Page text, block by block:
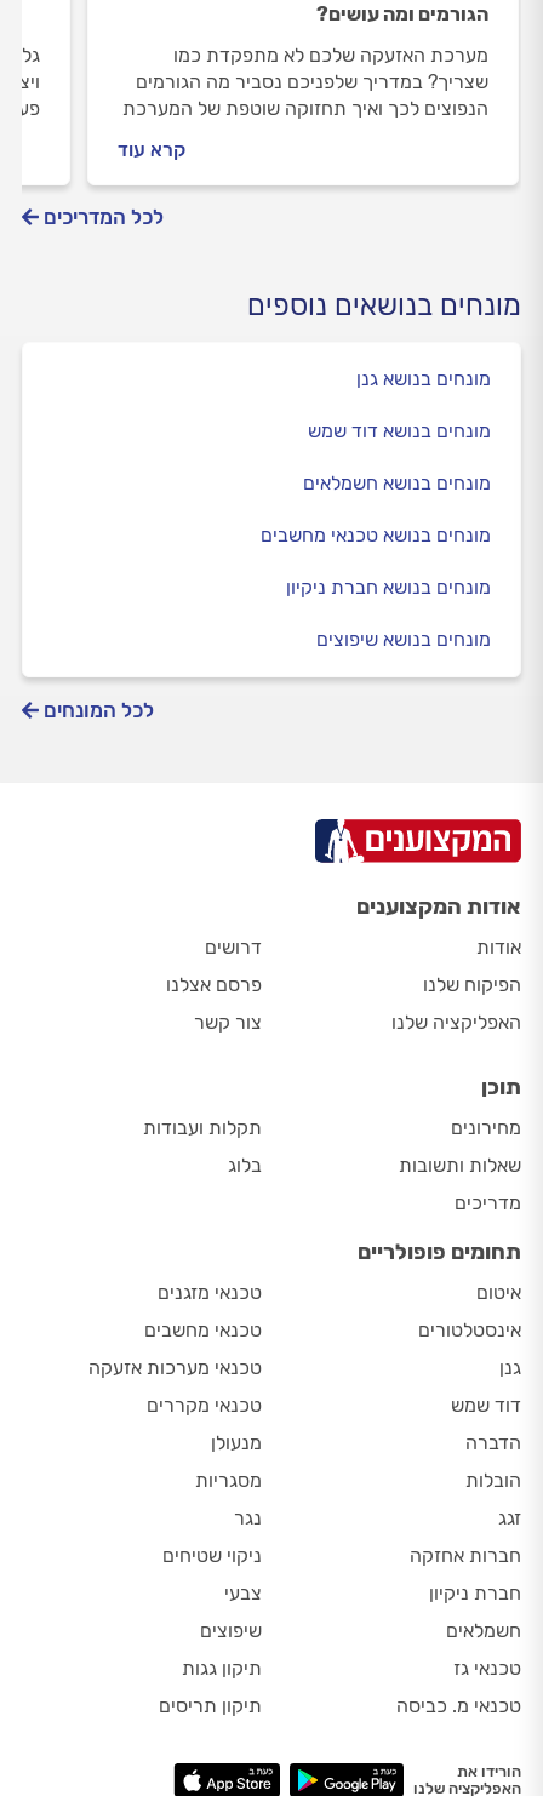
הגורמים ומה עושים?
מערכת האזעקה שלכם לא מתפקדת כמו
שצריך? במדריך שלפניכם נסביר מה הגורמים
הנפוצים לכך ואיך תחזוקה שוטפת של המערכת
קרא עוד
לכל המדריכים
מונחים בנושאים נוספים
מונחים בנושא גנן
מונחים בנושא דוד שמש
מונחים בנושא חשמלאים
מונחים בנושא טכנאי מחשבים
מונחים בנושא חברת ניקיון
מונחים בנושא שיפוצים
לכל המונחים
אודות המקצוענים
אודות
הפיקוח שלנו
האפליקציה שלנו
דרושים
פרסם אצלנו
צור קשר
תוכן
מחירונים
שאלות ותשובות
מדריכים
תקלות ועבודות
בלוג
תחומים פופולריים
איטום
אינסטלטורים
גנן
דוד שמש
הדברה
הובלות
זגג
חברות אחזקה
חברת ניקיון
חשמלאים
טכנאי גז
טכנאי מ. כביסה
טכנאי מזגנים
טכנאי מחשבים
טכנאי מערכות אזעקה
טכנאי מקררים
מנעולן
מסגריות
נגר
ניקוי שטיחים
צבעי
שיפוצים
תיקון גגות
תיקון תריסים
הורידו את
האפליקציה שלנו